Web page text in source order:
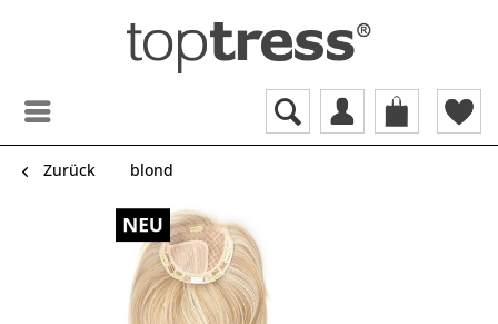
Zurück blond